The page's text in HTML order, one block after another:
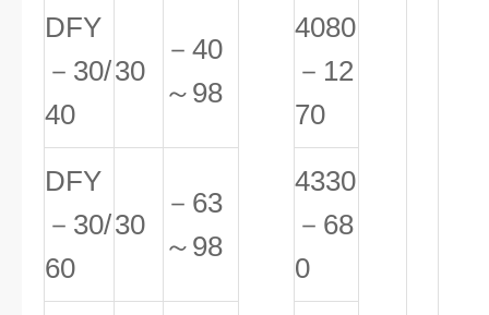
DFY
－30/
40
30
－40
～98
4080
－12
70
DFY
－30/
60
30
－63
～98
4330
－68
0